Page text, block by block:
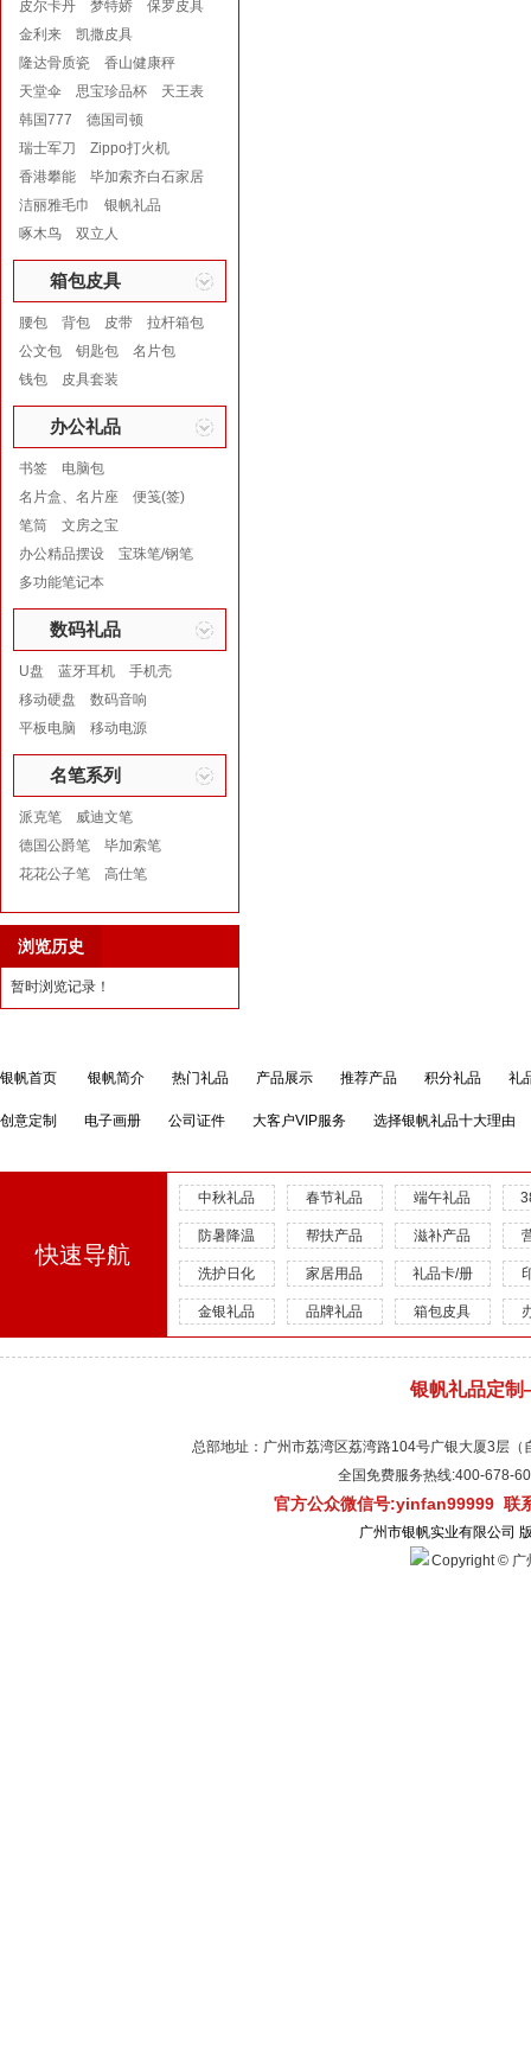
皮尔卡丹 梦特娇
保罗皮具
金利来
凯撒皮具
隆达骨质瓷
香山健康秤
天堂伞
思宝珍品杯
天王表
韩国777
德国司顿
瑞士军刀
Zippo打火机
香港攀能
毕加索齐白石家居
洁丽雅毛巾
银帆礼品
啄木鸟
双立人
箱包皮具
腰包 背包 皮带
拉杆箱包
公文包
钥匙包
名片包
钱包
皮具套装
办公礼品
书签
电脑包
名片盒、名片座
便笺(签)
笔筒
文房之宝
办公精品摆设
宝珠笔/钢笔
多功能笔记本
数码礼品
U盘 蓝牙耳机
手机壳
移动硬盘
数码音响
平板电脑
移动电源
名笔系列
派克笔
威迪文笔
德国公爵笔
毕加索笔
花花公子笔
高仕笔
浏览历史
暂时浏览记录！
银帆首页 银帆简介 热门礼品 产品展示 推荐产品 积分礼品 礼
创意定制 电子画册 公司证件 大客户VIP服务 选择银帆礼品十大理由
快速导航
中秋礼品 春节礼品 端午礼品
防暑降温 帮扶产品 滋补产品
洗护日化 家居用品 礼品卡/册
金银礼品 品牌礼品 箱包皮具
银帆礼品定
总部地址：广州市荔湾区荔湾路104号广银大厦3层
全国免费服务热线:400-
官方公众微信号:yinfan99999 联
广州市银帆实业有限公司
Copyright © 广